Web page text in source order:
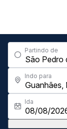
Partindo de
Indo para
Ida